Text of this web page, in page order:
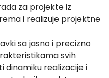
za projekte iz
i realizuje projektne
sa jasno i precizno
svih
realizacije i